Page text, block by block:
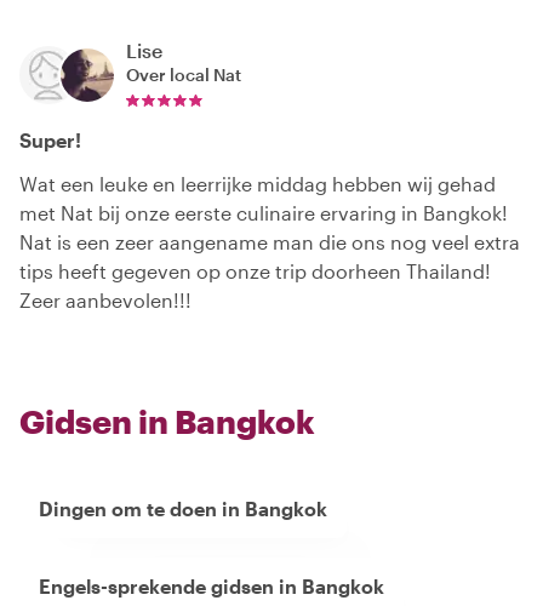
Lise
Over local Nat
Super!
Wat een leuke en leerrijke middag hebben wij gehad
met Nat bij onze eerste culinaire ervaring in Bangkok!
Nat is een zeer aangename man die ons nog veel extra
tips heeft gegeven op onze trip doorheen Thailand!
Zeer aanbevolen!!!
Gidsen in Bangkok
Dingen om te doen in Bangkok
Engels-sprekende gidsen in Bangkok